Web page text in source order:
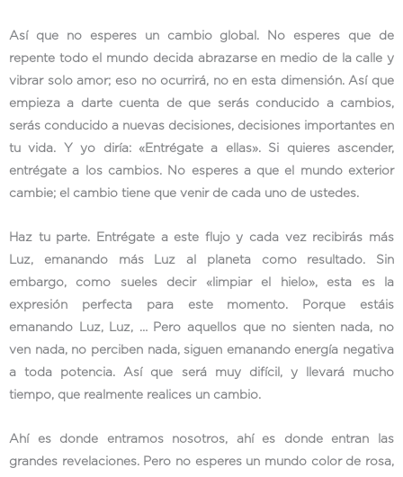
Así que no esperes un cambio global. No esperes que de
repente todo el mundo decida abrazarse en medio de la calle y
vibrar solo amor; eso no ocurrirá, no en esta dimensión. Así que
empieza a darte cuenta de que serás conducido a cambios,
serás conducido a nuevas decisiones, decisiones importantes en
tu vida. Y yo diría: «Entrégate a ellas». Si quieres ascender,
entrégate a los cambios. No esperes a que el mundo exterior
cambie; el cambio tiene que venir de cada uno de ustedes.
Haz tu parte. Entrégate a este flujo y cada vez recibirás más
Luz, emanando más Luz al planeta como resultado. Sin
embargo, como sueles decir «limpiar el hielo», esta es la
expresión perfecta para este momento. Porque estáis
emanando Luz, Luz, … Pero aquellos que no sienten nada, no
ven nada, no perciben nada, siguen emanando energía negativa
a toda potencia. Así que será muy difícil, y llevará mucho
tiempo, que realmente realices un cambio.
Ahí es donde entramos nosotros, ahí es donde entran las
grandes revelaciones. Pero no esperes un mundo color de rosa,